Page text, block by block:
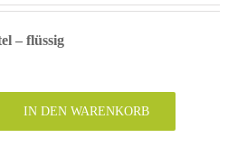
– flüssig
IN DEN WARENKORB